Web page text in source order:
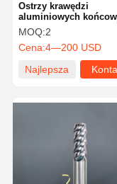
Ostrzy krawędzi
aluminiowych
młynów 45° kąt
High Performance
Aluminium Cutter
MOQ:2
Cena:4—200 USD
Najlepsza